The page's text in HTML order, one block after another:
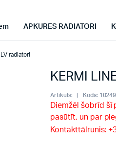
APKURES RADIATORI
radiatori
KERMI
Artikuls: Kods:
Diemžēl šobrīd
pasūtīt, un par
Kontakttālrunis: